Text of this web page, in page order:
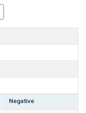
Negative